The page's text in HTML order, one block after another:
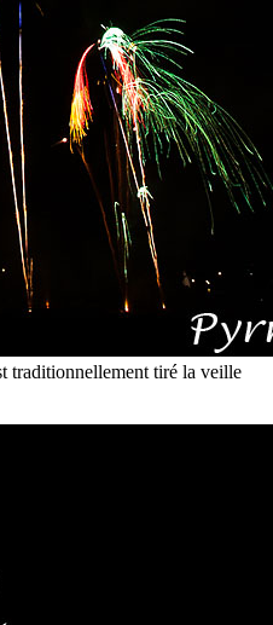
traditionnellement tiré la veille